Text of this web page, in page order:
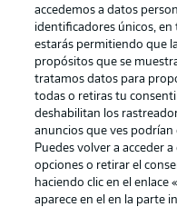
Publicidad
Gestionar las
Canales
Jugadores
Sello Editorial
accedemos a datos
identificadores únicos, en
estarás permitiendo que
propósitos que se
tratamos datos para
todas o retiras tu
deshabilitan los
anuncios que ves podrían
Puedes volver a acceder
opciones o retirar el
haciendo clic en el enlace
aparece en el en la parte